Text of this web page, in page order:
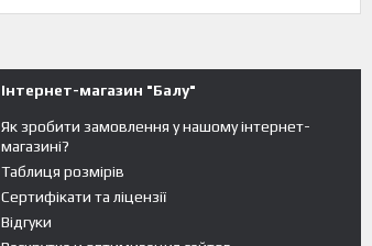
Інтернет-магазин "Балу"
Як зробити замовлення у нашому інтернет-
магазині?
Таблиця розмірів
Сертифікати та ліцензії
Відгуки